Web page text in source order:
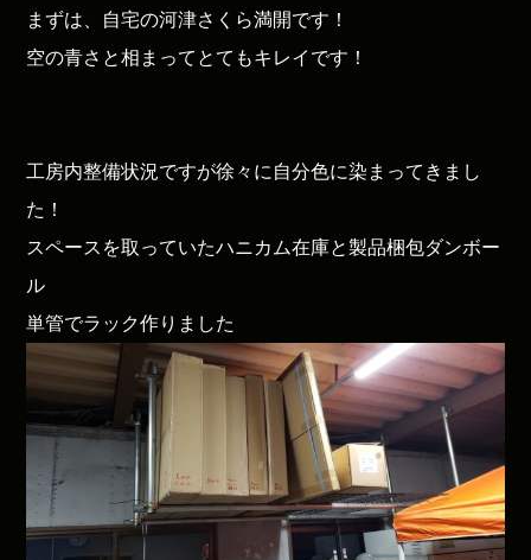
まずは、自宅の河津さくら満開です！
空の青さと相まってとてもキレイです！
工房内整備状況ですが徐々に自分色に染まってきまし
た！
スペースを取っていたハニカム在庫と製品梱包ダンボー
ル
単管でラック作りました